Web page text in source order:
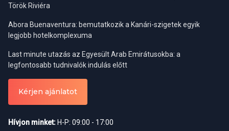
E-mail:
Honlap:https://madrid.mfa.gov.hu/
Beutazási és tartózkodási feltételek Spanyolországba
A beutazáshoz nem szükséges vízum. Spanyolországba
legalább érvényesnek lennie.
Török Riviéra
Abora Buenaventura: bemutatkozik a Kanári-szigetek egyik
legjobb hotelkomplexuma
Last minute utazás az Egyesült Arab Emirátusokba: a
legfontosabb tudnivalók indulás előtt
Kérjen ajánlatot
Hívjon minket: H-P: 09:00 - 17:00